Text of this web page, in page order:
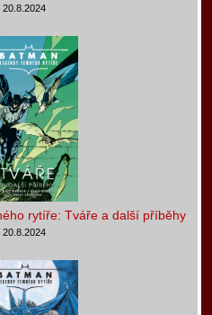
20.8.2024
rytíře: Tváře a další příběhy
20.8.2024